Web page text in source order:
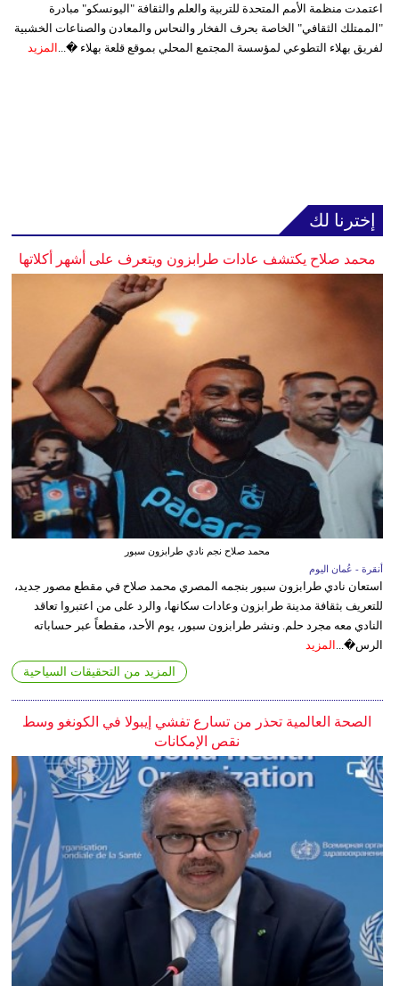
اعتمدت منظمة الأمم المتحدة للتربية والعلم والثقافة "اليونسكو" مبادرة
"الممتلك الثقافي" الخاصة بحرف الفخار والنحاس والمعادن والصناعات الخشبية
لفريق بهلاء التطوعي لمؤسسة المجتمع المحلي بموقع قلعة بهلاء �... المزيد
إخترنا لك
محمد صلاح يكتشف عادات طرابزون ويتعرف على أشهر أكلاتها
محمد صلاح نجم نادي طرابزون سبور
أنقرة - عُمان اليوم
استعان نادي طرابزون سبور بنجمه المصري محمد صلاح في مقطع مصور جديد،
للتعريف بثقافة مدينة طرابزون وعادات سكانها، والرد على من اعتبروا تعاقد
النادي معه مجرد حلم. ونشر طرابزون سبور، يوم الأحد، مقطعاً عبر حساباته
الرس�... المزيد
المزيد من التحقيقات السياحية
الصحة العالمية تحذر من تسارع تفشي إيبولا في الكونغو وسط
نقص الإمكانات